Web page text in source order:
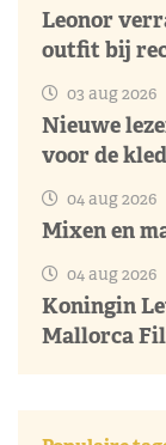
Leonor
outfit bij
03 aug 2026
Nieuwe
voor de
04 aug 2026
Mixen en
04 aug 2026
Koningin
Mallorca